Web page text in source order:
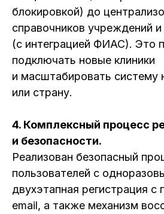
блокировкой) до
справочников учреждений и
(с интеграцией ФИАС). Это
подключать новые клиники
и масштабировать систему
или страну.
4. Комплексный процесс
и безопасности.
Реализован безопасный
пользователей с
двухэтапная регистрация
email, а также механизм